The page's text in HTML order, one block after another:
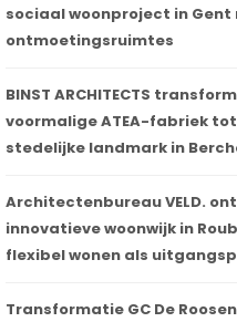
sociaal woonproject in Gent
ontmoetingsruimtes
BINST ARCHITECTS
voormalige ATEA-fabriek
stedelijke landmark in
Architectenbureau VELD.
innovatieve woonwijk in
flexibel wonen als
Transformatie GC De